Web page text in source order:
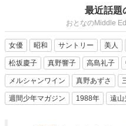
最近話題
おとなのMiddle
女優 昭和 サントリー 美人
松坂慶子 真野響子 高島礼子
メルシャンワイン 真野あずさ
週間少年マガジン 1988年 遠山